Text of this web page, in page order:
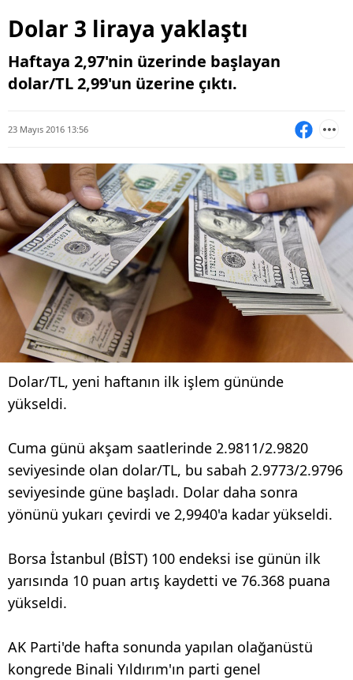
Dolar 3 liraya yaklaştı
Haftaya 2,97'nin üzerinde başlayan
dolar/TL 2,99'un üzerine çıktı.
23 Mayıs 2016 13:56
Dolar/TL, yeni haftanın ilk işlem gününde
yükseldi.
Cuma günü akşam saatlerinde 2.9811/2.9820
seviyesinde olan dolar/TL, bu sabah 2.9773/2.9796
seviyesinde güne başladı. Dolar daha sonra
yönünü yukarı çevirdi ve 2,9940'a kadar yükseldi.
Borsa İstanbul (BİST) 100 endeksi ise günün ilk
yarısında 10 puan artış kaydetti ve 76.368 puana
yükseldi.
AK Parti'de hafta sonunda yapılan olağanüstü
kongrede Binali Yıldırım'ın parti genel